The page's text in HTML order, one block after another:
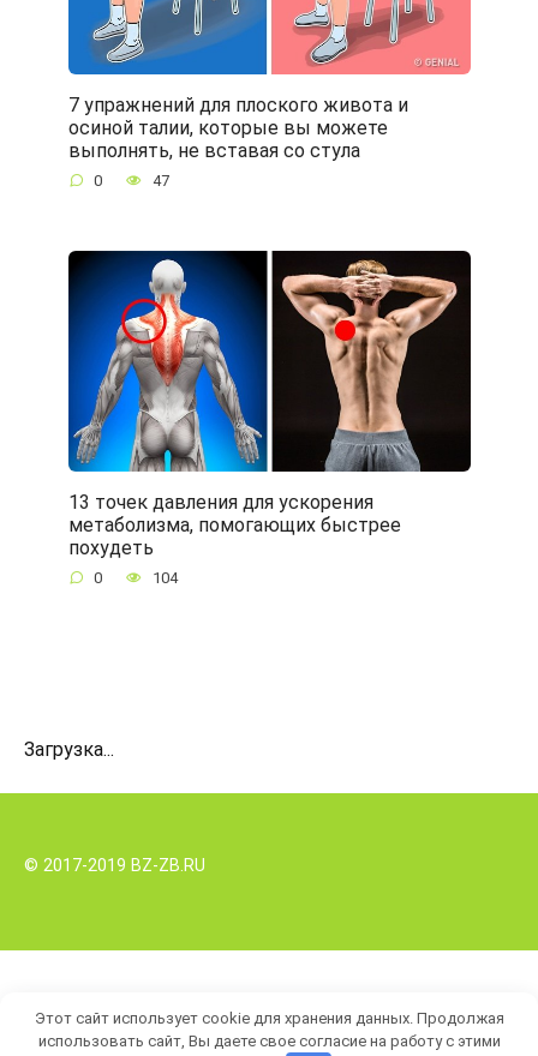
7 упражнений для плоского живота и
осиной талии, которые вы можете
выполнять, не вставая со стула
0 47
13 точек давления для ускорения
метаболизма, помогающих быстрее
похудеть
0 104
Загрузка...
© 2017-2019 BZ-ZB.RU
Этот сайт использует cookie для хранения данных. Продолжая
использовать сайт, Вы даете свое согласие на работу с этими